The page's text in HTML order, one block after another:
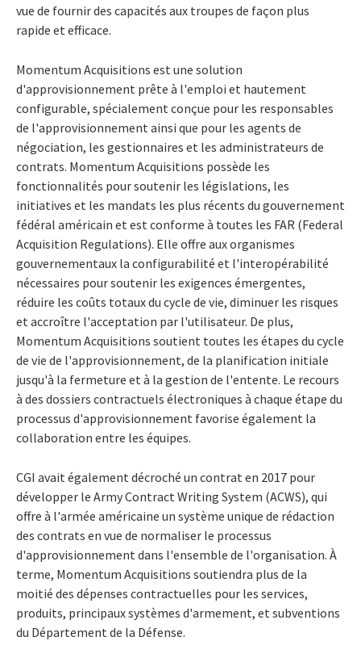
vue de fournir des capacités aux troupes de façon plus
rapide et efficace.
Momentum Acquisitions est une solution
d'approvisionnement prête à l'emploi et hautement
configurable, spécialement conçue pour les responsables
de l'approvisionnement ainsi que pour les agents de
négociation, les gestionnaires et les administrateurs de
contrats. Momentum Acquisitions possède les
fonctionnalités pour soutenir les législations, les
initiatives et les mandats les plus récents du gouvernement
fédéral américain et est conforme à toutes les FAR (Federal
Acquisition Regulations). Elle offre aux organismes
gouvernementaux la configurabilité et l'interopérabilité
nécessaires pour soutenir les exigences émergentes,
réduire les coûts totaux du cycle de vie, diminuer les risques
et accroître l'acceptation par l'utilisateur. De plus,
Momentum Acquisitions soutient toutes les étapes du cycle
de vie de l'approvisionnement, de la planification initiale
jusqu'à la fermeture et à la gestion de l'entente. Le recours
à des dossiers contractuels électroniques à chaque étape du
processus d'approvisionnement favorise également la
collaboration entre les équipes.
CGI avait également décroché un contrat en 2017 pour
développer le Army Contract Writing System (ACWS), qui
offre à l'armée américaine un système unique de rédaction
des contrats en vue de normaliser le processus
d'approvisionnement dans l'ensemble de l'organisation. À
terme, Momentum Acquisitions soutiendra plus de la
moitié des dépenses contractuelles pour les services,
produits, principaux systèmes d'armement, et subventions
du Département de la Défense.